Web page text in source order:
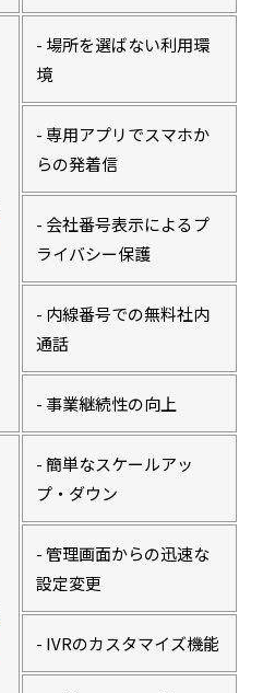
- 場所を選ばない利用環
境
- 専用アプリでスマホか
らの発着信
- 会社番号表示によるプ
ライバシー保護
- 内線番号での無料社内
通話
- 事業継続性の向上
- 簡単なスケールアッ
プ・ダウン
- 管理画面からの迅速な
設定変更
- IVRのカスタマイズ機能